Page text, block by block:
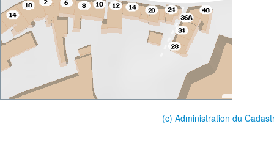
(c) Administration du